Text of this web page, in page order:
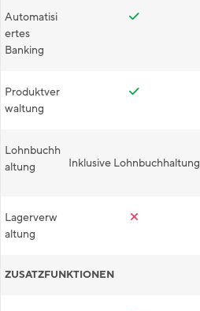
Automatisi
ertes
Banking
Produktver
waltung
Lohnbuchh
altung
Inklusive Lohnbuchhaltung
Lagerverw
altung
ZUSATZFUNKTIONEN